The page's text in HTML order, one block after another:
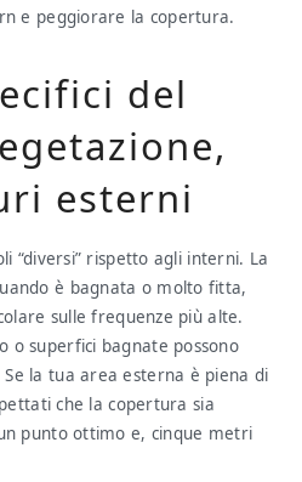
e peggiorare la copertura.
del
esterni
“diversi” rispetto agli interni. La
è bagnata o molto fitta,
sulle frequenze più alte.
o superfici bagnate possono
la tua area esterna è piena di
che la copertura sia
punto ottimo e, cinque metri